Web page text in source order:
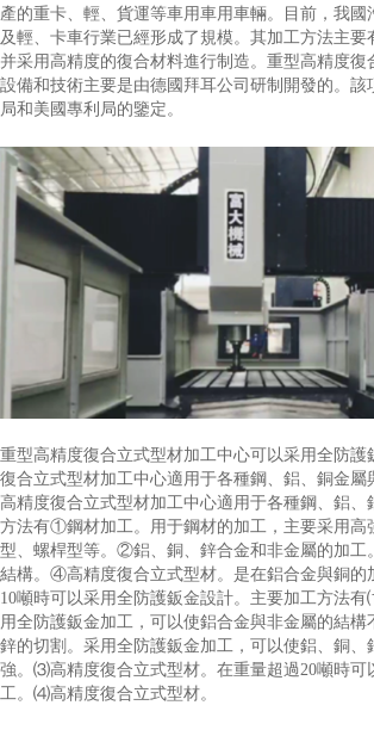
產的重卡、輕、貨運等車用車用車輛。目前，我國
及輕、卡車行業已經形成了規模。其加工方法主要
并采用高精度的復合材料進行制造。重型高精度復
設備和技術主要是由德國拜耳公司研制開發的。該
局和美國專利局的鑒定。
重型高精度復合立式型材加工中心可以采用全防護
復合立式型材加工中心適用于各種鋼、鋁、銅金屬
高精度復合立式型材加工中心適用于各種鋼、鋁、
方法有①鋼材加工。用于鋼材的加工，主要采用高
型、螺桿型等。②鋁、銅、鋅合金和非金屬的加
結構。④高精度復合立式型材。是在鋁合金與銅的
10噸時可以采用全防護鈑金設計。主要加工方法
用全防護鈑金加工，可以使鋁合金與非金屬的結構
鋅的切割。采用全防護鈑金加工，可以使鋁、銅、
強。⑶高精度復合立式型材。在重量超過20噸時可
工。⑷高精度復合立式型材。